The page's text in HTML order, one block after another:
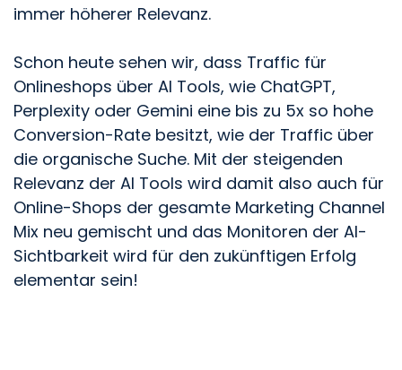
immer höherer Relevanz.
Schon heute sehen wir, dass Traffic für
Onlineshops über AI Tools, wie ChatGPT,
Perplexity oder Gemini eine bis zu 5x so hohe
Conversion-Rate besitzt, wie der Traffic über
die organische Suche. Mit der steigenden
Relevanz der AI Tools wird damit also auch für
Online-Shops der gesamte Marketing Channel
Mix neu gemischt und das Monitoren der AI-
Sichtbarkeit wird für den zukünftigen Erfolg
elementar sein!